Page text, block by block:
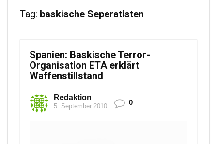
Tag: baskische Seperatisten
Spanien: Baskische Terror-
Organisation ETA erklärt
Waffenstillstand
Redaktion
5. September 2010 0